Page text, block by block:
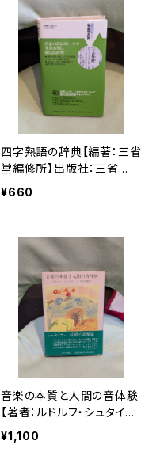
四字熟語の辞典【編著：三省
堂編修所】出版社：三省
堂 1991年
¥660
音楽の本質と人間の音体験
【著者：ルドルフ・シュタイナ
ー 訳：西川隆範】出版社：イ
ザラ書房 1994年
¥1,100